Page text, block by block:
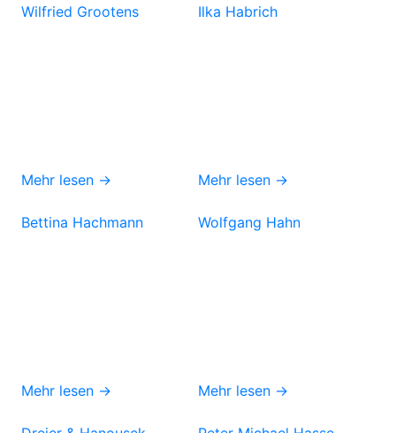
Wilfried Grootens
Mehr lesen →
Ilka Habrich
Mehr lesen →
Bettina Hachmann
Mehr lesen →
Wolfgang Hahn
Mehr lesen →